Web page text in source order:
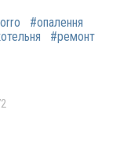
#опалення
#ремонт